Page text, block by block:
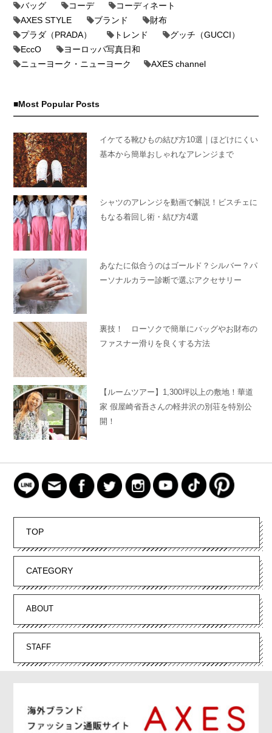
バッグ コーデ
コーディネート
AXES STYLE
ブランド
財布
プラダ（PRADA）
トレンド
グッチ（GUCCI）
EccO
ヨーロッパ写真日和
ニューヨーク・ニューヨーク
AXES channel
Most Popular Posts
イケてる靴ひもの結び方10選｜ほどけにくい
基本から簡単おしゃれなアレンジまで
シャツのアレンジを動画で解説！ビスチェに
もなる着回し術・結び方4選
あなたに似合うのはゴールド？シルバー？パ
ーソナルカラー診断で選ぶアクセサリー
裏技！ ローソクで簡単にバッグやお財布の
ファスナー滑りを良くする方法
【ルームツアー】1,300坪以上の敷地！華道
家 假屋崎省吾さんの軽井沢の別荘を特別公
開！
TOP
CATEGORY
ABOUT
STAFF